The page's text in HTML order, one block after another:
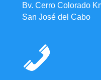
Bv. Cerro Colorado
San José del Cabo